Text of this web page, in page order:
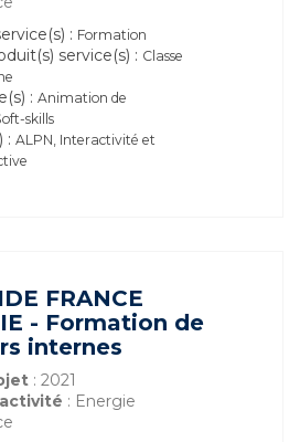
: Formation
service(s) : Classe
: Animation de
skills
: ALPN, Interactivité et
FRANCE
- Formation de
internes
: 2021
: Energie